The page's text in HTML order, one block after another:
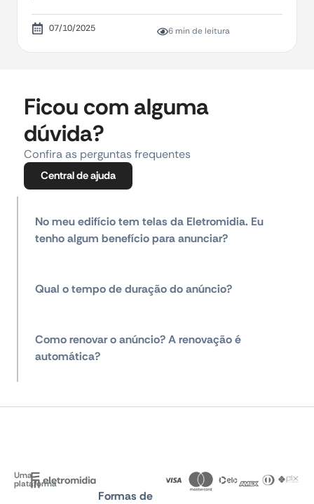
07/10/2025 6 min de leitura
Ficou com alguma
dúvida?
Confira as perguntas frequentes
Central de ajuda
No meu edifício tem telas da Eletromidia. Eu
tenho algum benefício para anunciar?
Qual o tempo de duração do anúncio?
Como renovar o anúncio? A renovação é
automática?
Uma
plataforma
Formas de